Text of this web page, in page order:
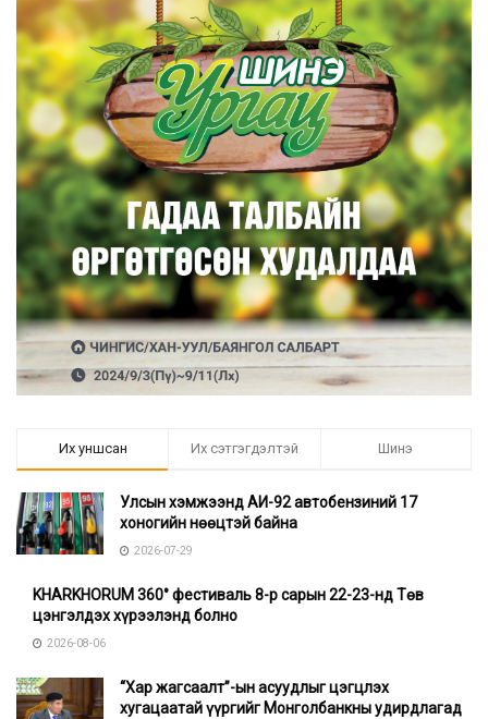
Их уншсан Их сэтгэгдэлтэй Шинэ
Улсын хэмжээнд АИ-92 автобензиний 17
хоногийн нөөцтэй байна
2026-07-29
KHARKHORUM 360° фестиваль 8-р сарын 22-23-нд Төв
цэнгэлдэх хүрээлэнд болно
2026-08-06
“Хар жагсаалт”-ын асуудлыг цэгцлэх
хугацаатай үүргийг Монголбанкны удирдлагад